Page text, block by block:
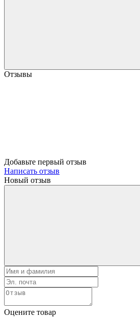
Отзывы
Добавьте первый отзыв
Написать отзыв
Новый отзыв
Оцените товар